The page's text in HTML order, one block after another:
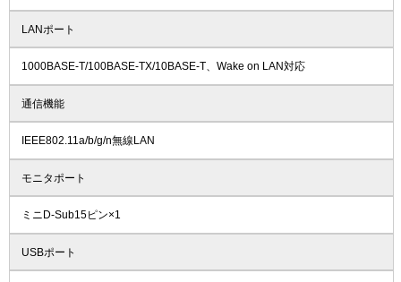
LANポート
1000BASE-T/100BASE-TX/10BASE-T、Wake on LAN対応
通信機能
IEEE802.11a/b/g/n無線LAN
モニタポート
ミニD-Sub15ピン×1
USBポート